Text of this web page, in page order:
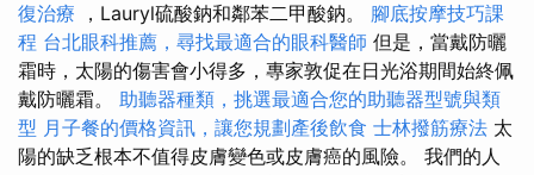
復治療 ，Lauryl硫酸鈉和鄰苯二甲酸鈉。 腳底按摩技巧課
程 台北眼科推薦，尋找最適合的眼科醫師 但是，當戴防曬
霜時，太陽的傷害會小得多，專家敦促在日光浴期間始終佩
戴防曬霜。 助聽器種類，挑選最適合您的助聽器型號與類
型 月子餐的價格資訊，讓您規劃產後飲食 士林撥筋療法 太
陽的缺乏根本不值得皮膚變色或皮膚癌的風險。 我們的人